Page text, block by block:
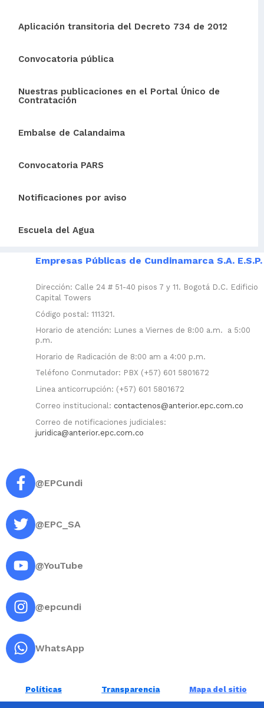
Aplicación transitoria del Decreto 734 de 2012
Convocatoria pública
Nuestras publicaciones en el Portal Único de
Contratación
Embalse de Calandaima
Convocatoria PARS
Notificaciones por aviso
Escuela del Agua
Empresas Públicas de Cundinamarca S.A. E.S.P.
Dirección: Calle 24 # 51-40 pisos 7 y 11. Bogotá D.C. Edificio
Capital Towers
Código postal: 111321.
Horario de atención: Lunes a Viernes de 8:00 a.m. a 5:00
p.m.
Horario de Radicación de 8:00 am a 4:00 p.m.
Teléfono Conmutador: PBX (+57) 601 5801672
Linea anticorrupción: (+57) 601 5801672
Correo institucional: contactenos@anterior.epc.com.co
Correo de notificaciones judiciales:
juridica@anterior.epc.com.co
@EPCundi
@EPC_SA
@YouTube
@epcundi
WhatsApp
Políticas Transparencia Mapa del sitio